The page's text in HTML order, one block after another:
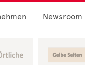
Newsroom